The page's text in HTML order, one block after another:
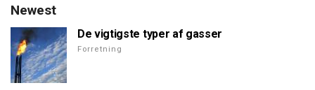
Newest
De vigtigste typer af gasser
Forretning